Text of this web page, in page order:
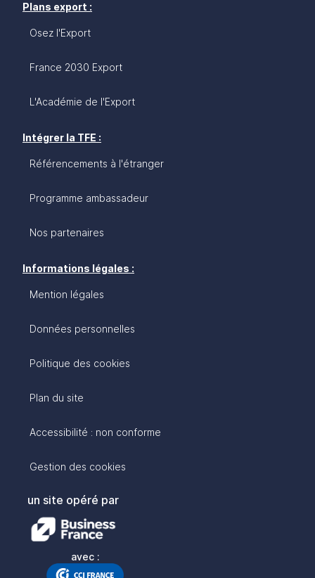
Plans export :
Osez l'Export
France 2030 Export
L'Académie de l'Export
Intégrer la TFE :
Référencements à l'étranger
Programme ambassadeur
Nos partenaires
Informations légales :
Mention légales
Données personnelles
Politique des cookies
Plan du site
Accessibilité : non conforme
Gestion des cookies
un site opéré par
avec :